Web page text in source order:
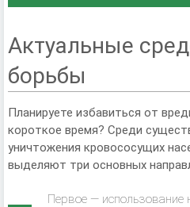
Актуальные
борьбы
Планируете избавиться от
короткое время? Среди
уничтожения кровососущих
выделяют три основных
Первое — использование